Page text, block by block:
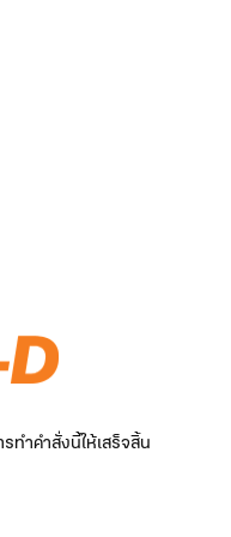
ำคำสั่งนี้ให้เสร็จสิ้น